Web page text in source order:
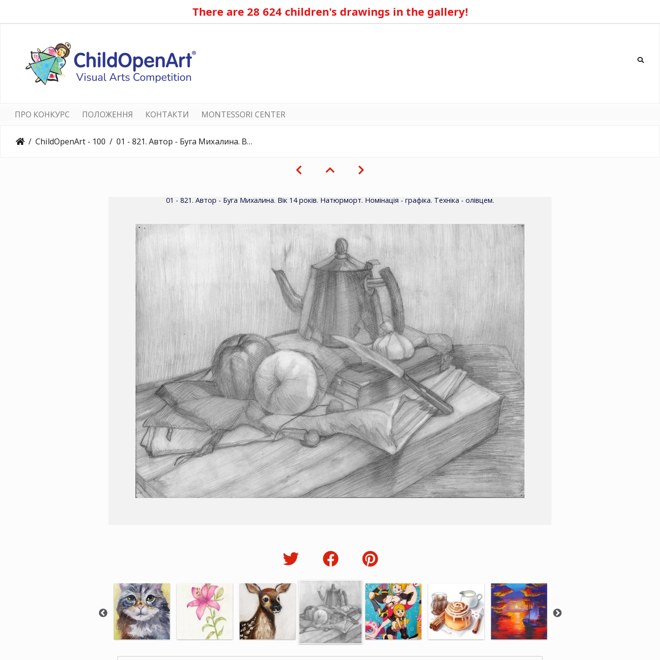
There are 28 624 children's drawings in the gallery!
ПРО КОНКУРС ПОЛОЖЕННЯ КОНТАКТИ MONTESSORI CENTER
ChildOpenArt - 100 01 - 821. Автор - Буга Михалина. Вік 14 років. Натюрморт. Номінація - графіка. Техніка - олівцем.
01 - 821. Автор - Буга Михалина. Вік 14 років. Натюрморт. Номінація - графіка. Техніка - олівцем.